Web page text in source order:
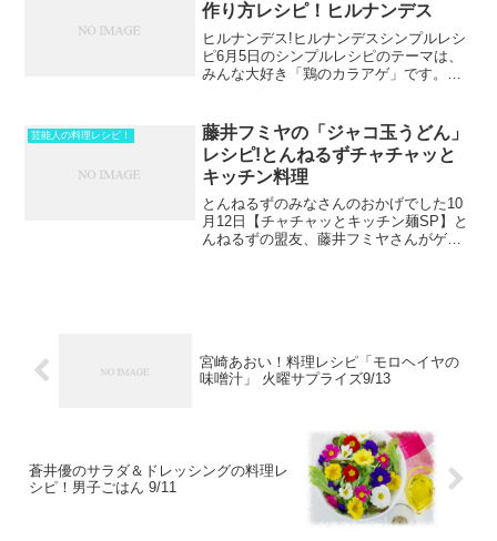
作り方レシピ！ヒルナンデス
ヒルナンデス!ヒルナンデスシンプルレシ
ピ6月5日のシンプルレシピのテーマは、
みんな大好き「鶏のカラアゲ」です。料
り方をおさらいします！ ヒルナンデス
シンプルレシピ滝沢カ...
芸能人の料理レシピ！
藤井フミヤの「ジャコ玉うどん」
レシピ!とんねるずチャチャッと
キッチン料理
とんねるずのみなさんのおかげでした10
月12日【チャチャッとキッチン麺SP】と
んねるずの盟友、藤井フミヤさんがゲス
宮崎あおい！料理レシピ「モロヘイヤの
味噌汁」 火曜サプライズ9/13
蒼井優のサラダ＆ドレッシングの料理レ
シピ！男子ごはん 9/11